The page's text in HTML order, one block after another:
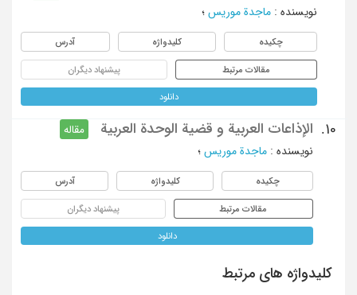
نویسنده : ماجدة موریس ؛
چکیده کلیدواژه آدرس
مقالات مرتبط پیشنهاد دیگران
دانلود
10. الإذاعات العربیة و قضیة الوحدة العربیة
مقاله
نویسنده : ماجدة موریس ؛
چکیده کلیدواژه آدرس
مقالات مرتبط پیشنهاد دیگران
دانلود
کلیدواژه های مرتبط